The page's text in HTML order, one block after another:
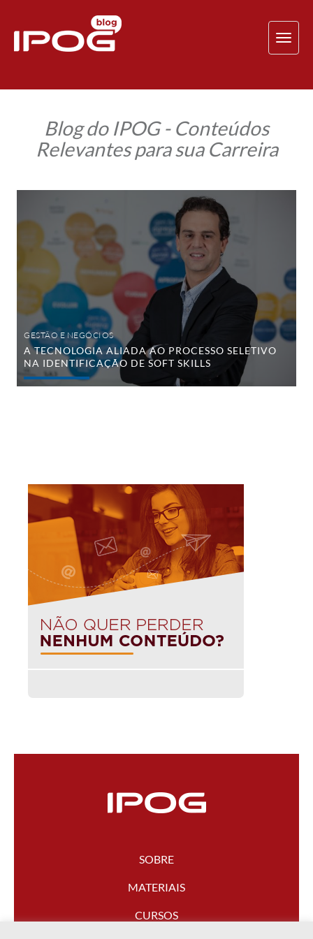
Blog do IPOG - Conteúdos
Relevantes para sua Carreira
A
ao
seletivo
identificação
soft
skills
GESTÃO E NEGÓCIOS
A TECNOLOGIA ALIADA AO PROCESSO SELETIVO
NA IDENTIFICAÇÃO DE SOFT SKILLS
SOBRE
MATERIAIS
CURSOS